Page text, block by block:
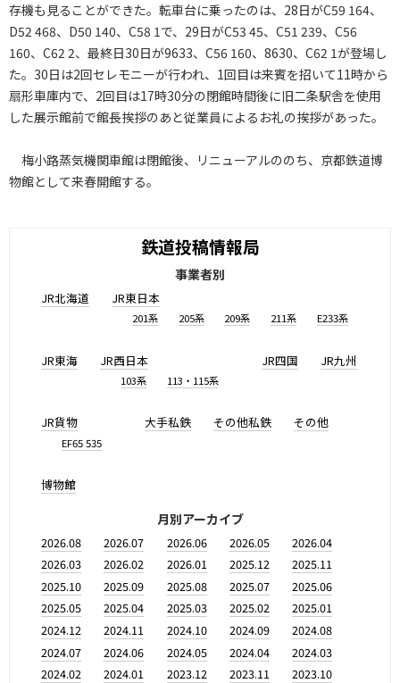
存機も見ることができた。転車台に乗ったのは、28日がC59 164、
D52 468、D50 140、C58 1で、29日がC53 45、C51 239、C56
160、C62 2、最終日30日が9633、C56 160、8630、C62 1が登場し
た。30日は2回セレモニーが行われ、1回目は来賓を招いて11時から
扇形車庫内で、2回目は17時30分の閉館時間後に旧二条駅舎を使用
した展示館前で館長挨拶のあと従業員によるお礼の挨拶があった。
梅小路蒸気機関車館は閉館後、リニューアルののち、京都鉄道博
物館として来春開館する。
鉄道投稿情報局
事業者別
JR北海道 JR東日本
201系 205系 209系 211系 E233系
JR東海 JR西日本
103系 113・115系
JR四国 JR九州
JR貨物
EF65 535
大手私鉄 その他私鉄 その他
博物館
月別アーカイブ
2026.08 2026.07 2026.06 2026.05
2026.04
2026.03
2026.02 2026.01 2025.12
2025.11
2025.10
2025.09 2025.08 2025.07
2025.06
2025.05
2025.04 2025.03 2025.02
2025.01
2024.12
2024.11 2024.10 2024.09
2024.08
2024.07
2024.06 2024.05 2024.04
2024.03
2024.02
2024.01 2023.12 2023.11
2023.10